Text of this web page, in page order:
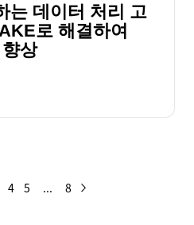
는 데이터 처리 고
로 해결하여
상
4 5 ... 8